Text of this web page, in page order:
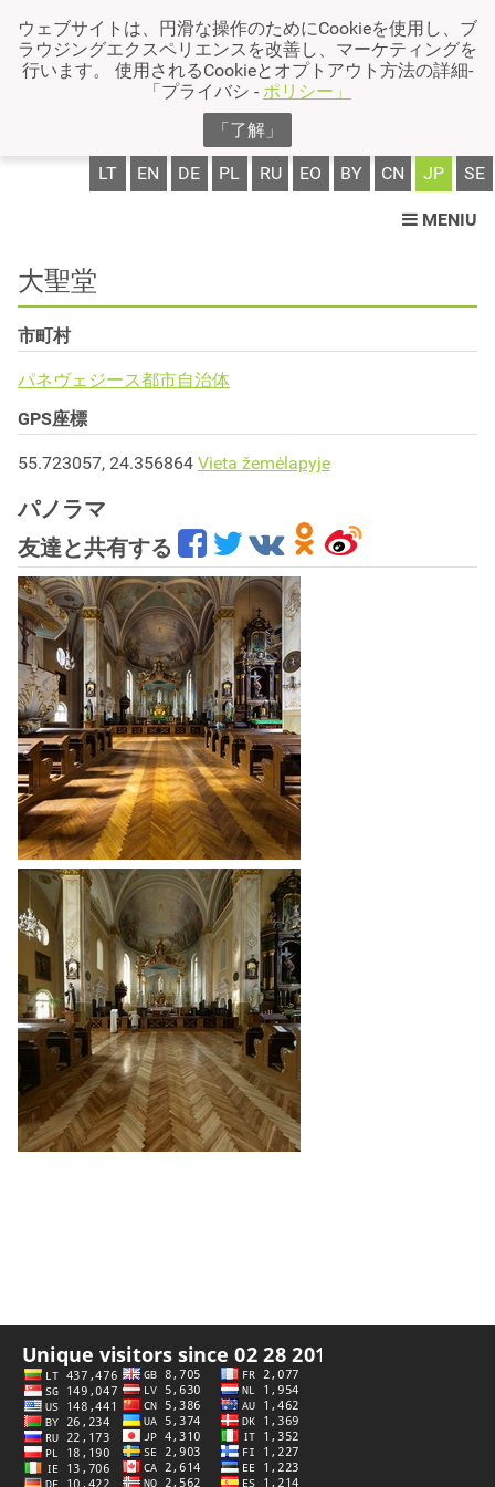
ウェブサイトは、円滑な操作のためにCookieを使用し、ブ
ラウジングエクスペリエンスを改善し、マーケティングを
行います。 使用されるCookieとオプトアウト方法の詳細-
「プライバシ - ポリシー」
「了解」
LT EN DE PL RU EO BY CN JP SE
MENIU
大聖堂
市町村
パネヴェジース都市自治体
GPS座標
55.723057, 24.356864 Vieta žemėlapyje
パノラマ
友達と共有する